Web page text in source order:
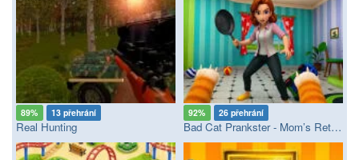
89% 13 přehrání
Real Hunting
92% 26 přehrání
Bad Cat Prankster - Mom’s Return